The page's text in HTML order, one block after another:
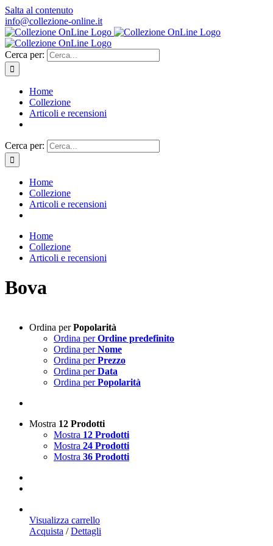
Salta al contenuto
info@collezione-online.it
Cerca per:
Home
Collezione
Articoli e recensioni
Cerca per:
Home
Collezione
Articoli e recensioni
Home
Collezione
Articoli e recensioni
Bova
Ordina perPopolarità
Ordina perOrdine predefinito
Ordina perNome
Ordina perPrezzo
Ordina perData
Ordina perPopolarità
Mostra 12 Prodotti
Mostra 12 Prodotti
Mostra 24 Prodotti
Mostra 36 Prodotti
Visualizza carrello
Acquista / Dettagli